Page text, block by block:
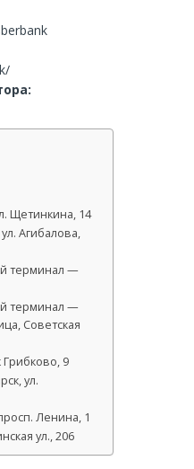
Щетинкина, 14
Агибалова,
терминал —
терминал —
Советская
9
ул.
Ленина, 1
ул., 206